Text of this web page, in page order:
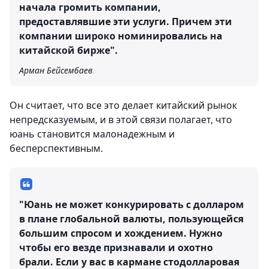
начала громить компании,
предоставлявшие эти услуги. Причем эти
компании широко номинировались на
китайской бирже".
Арман Бейсембаев
Он считает, что все это делает китайский рынок
непредсказуемым, и в этой связи полагает, что
юань становится малонадежным и
бесперспективным.
"Юань не может конкурировать с долларом
в плане глобальной валюты, пользующейся
большим спросом и хождением. Нужно
чтобы его везде признавали и охотно
брали. Если у вас в кармане стодолларовая